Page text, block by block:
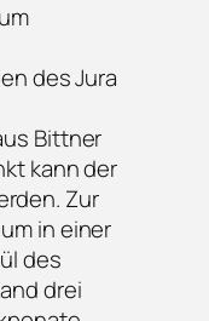
des Jura
Bittner
kann der
Zur
in einer
des
drei